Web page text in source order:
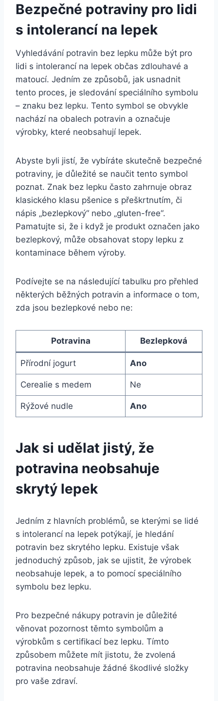
Bezpečné potraviny pro lidi
s intolerancí na lepek
Vyhledávání potravin bez lepku může být pro
lidi s intolerancí na lepek občas zdlouhavé a
matoucí. Jedním ze způsobů, jak usnadnit
tento proces, je sledování speciálního symbolu
– znaku bez lepku. Tento symbol se obvykle
nachází na obalech potravin a označuje
výrobky, které neobsahují lepek.
Abyste byli jistí, že vybíráte skutečně bezpečné
potraviny, je důležité se naučit tento symbol
poznat. Znak bez lepku často zahrnuje obraz
klasického klasu pšenice s přeškrtnutím, či
nápis „bezlepkový“ nebo „gluten-free“.
Pamatujte si, že i když je produkt označen jako
bezlepkový, může obsahovat stopy lepku z
kontaminace během výroby.
Podívejte se na následující tabulku pro přehled
některých běžných potravin a informace o tom,
zda jsou bezlepkové nebo ne:
Potravina Bezlepková
Přírodní jogurt Ano
Cerealie s medem Ne
Rýžové nudle Ano
Jak si udělat jistý, že
potravina neobsahuje
skrytý lepek
Jedním z hlavních problémů, se kterými se lidé
s intolerancí na lepek potýkají, je hledání
potravin bez skrytého lepku. Existuje však
jednoduchý způsob, jak se ujistit, že výrobek
neobsahuje lepek, a to pomocí speciálního
symbolu bez lepku.
Pro bezpečné nákupy potravin je důležité
věnovat pozornost těmto symbolům a
výrobkům s certifikací bez lepku. Tímto
způsobem můžete mít jistotu, že zvolená
potravina neobsahuje žádné škodlivé složky
pro vaše zdraví.